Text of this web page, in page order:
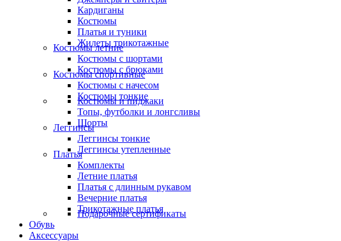
Кардиганы
Костюмы
Платья и туники
Жилеты трикотажные
Костюмы летние
Костюмы с шортами
Костюмы с брюками
Костюмы спортивные
Костюмы с начесом
Костюмы тонкие
Костюмы и пиджаки
Топы, футболки и лонгсливы
Шорты
Леггинсы
Леггинсы тонкие
Леггинсы утепленные
Платья
Комплекты
Летние платья
Платья с длинным рукавом
Вечерние платья
Трикотажные платья
Подарочные сертификаты
Обувь
Аксессуары